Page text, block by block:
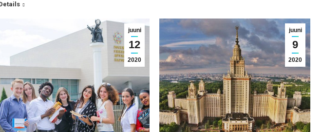
juuni
12
2020
juuni
9
2020